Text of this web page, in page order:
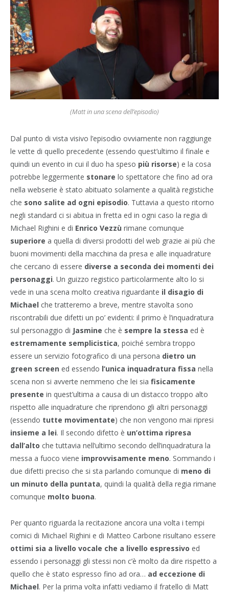
(Matt in una scena dell’episodio)
Dal punto di vista visivo l’episodio ovviamente non raggiunge
le vette di quello precedente (essendo quest’ultimo il finale e
quindi un evento in cui il duo ha speso più risorse) e la cosa
potrebbe leggermente stonare lo spettatore che fino ad ora
nella webserie è stato abituato solamente a qualità registiche
che sono salite ad ogni episodio. Tuttavia a questo ritorno
negli standard ci si abitua in fretta ed in ogni caso la regia di
Michael Righini e di Enrico Vezzù rimane comunque
superiore a quella di diversi prodotti del web grazie ai più che
buoni movimenti della macchina da presa e alle inquadrature
che cercano di essere diverse a seconda dei momenti dei
personaggi. Un guizzo registico particolarmente alto lo si
vede in una scena molto creativa riguardante il disagio di
Michael che tratteremo a breve, mentre stavolta sono
riscontrabili due difetti un po’ evidenti: il primo è l’inquadratura
sul personaggio di Jasmine che è sempre la stessa ed è
estremamente semplicistica, poiché sembra troppo
essere un servizio fotografico di una persona dietro un
green screen ed essendo l’unica inquadratura fissa nella
scena non si avverte nemmeno che lei sia fisicamente
presente in quest’ultima a causa di un distacco troppo alto
rispetto alle inquadrature che riprendono gli altri personaggi
(essendo tutte movimentate) che non vengono mai ripresi
insieme a lei. Il secondo difetto è un’ottima ripresa
dall’alto che tuttavia nell’ultimo secondo dell’inquadratura la
messa a fuoco viene improvvisamente meno. Sommando i
due difetti preciso che si sta parlando comunque di meno di
un minuto della puntata, quindi la qualità della regia rimane
comunque molto buona.
Per quanto riguarda la recitazione ancora una volta i tempi
comici di Michael Righini e di Matteo Carbone risultano essere
ottimi sia a livello vocale che a livello espressivo ed
essendo i personaggi gli stessi non c’è molto da dire rispetto a
quello che è stato espresso fino ad ora… ad eccezione di
Michael. Per la prima volta infatti vediamo il fratello di Matt